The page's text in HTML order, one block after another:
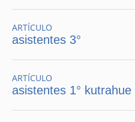
ARTÍCULO
asistentes 3°
ARTÍCULO
asistentes 1° kutrahue